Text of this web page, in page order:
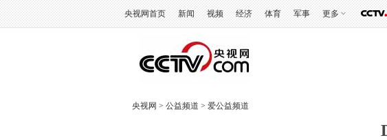
央视网首页 新闻 视频 经济 体育 军事 更多
央视网 > 公益频道 > 爱公益频道